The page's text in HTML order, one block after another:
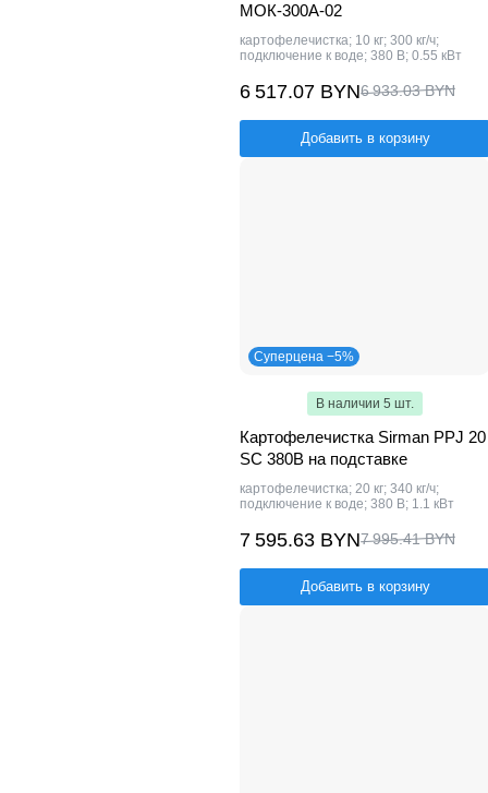
МОК-300А-02
картофелечистка; 10 кг; 300 кг/ч;
подключение к воде; 380 В; 0.55 кВт
6 517.07 BYN6 933.03 BYN
Добавить в корзину
Суперцена −5%
В наличии 5 шт.
Картофелечистка Sirman PPJ 20
SC 380В на подставке
картофелечистка; 20 кг; 340 кг/ч;
подключение к воде; 380 В; 1.1 кВт
7 595.63 BYN7 995.41 BYN
Добавить в корзину